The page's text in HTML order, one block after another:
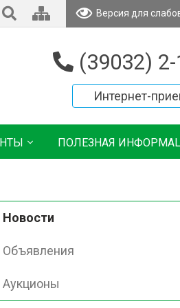
Версия для
(39032) 2-
Интернет-
ПОЛЕЗНАЯ
Новости
Объявления
Аукционы